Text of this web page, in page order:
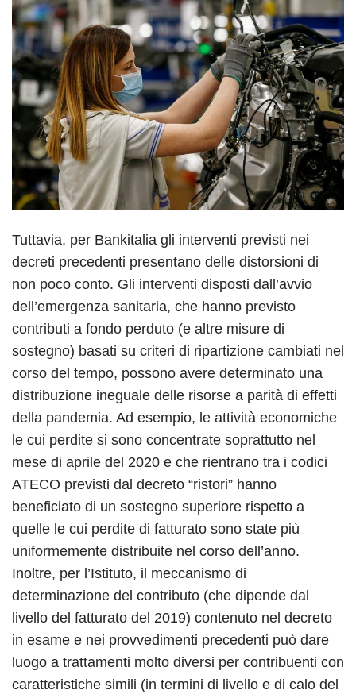
Tuttavia, per Bankitalia gli interventi previsti nei
decreti precedenti presentano delle distorsioni di
non poco conto. Gli interventi disposti dall’avvio
dell’emergenza sanitaria, che hanno previsto
contributi a fondo perduto (e altre misure di
sostegno) basati su criteri di ripartizione cambiati nel
corso del tempo, possono avere determinato una
distribuzione ineguale delle risorse a parità di effetti
della pandemia. Ad esempio, le attività economiche
le cui perdite si sono concentrate soprattutto nel
mese di aprile del 2020 e che rientrano tra i codici
ATECO previsti dal decreto “ristori” hanno
beneficiato di un sostegno superiore rispetto a
quelle le cui perdite di fatturato sono state più
uniformemente distribuite nel corso dell’anno.
Inoltre, per l’Istituto, il meccanismo di
determinazione del contributo (che dipende dal
livello del fatturato del 2019) contenuto nel decreto
in esame e nei provvedimenti precedenti può dare
luogo a trattamenti molto diversi per contribuenti con
caratteristiche simili (in termini di livello e di calo del